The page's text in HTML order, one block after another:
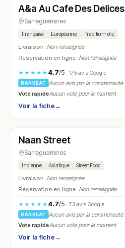
N° 11
A&a Au Cafe Des Delices
Sarreguemines
Française Européenne Traditionnelle
Livraison :Non renseignée
Réservation en ligne :Non renseignée
★★★★★4.7/5· 175 avis Google
RANKEAT
Aucun avis par la communauté
Vote rapideAucun vote pour le moment
Voir la fiche→
N° 12
Naan Street
Sarreguemines
Indienne Asiatique Street Food
Livraison :Non renseignée
Réservation en ligne :Non renseignée
★★★★★4.7/5· 73 avis Google
RANKEAT
Aucun avis par la communauté
Vote rapideAucun vote pour le moment
Voir la fiche→